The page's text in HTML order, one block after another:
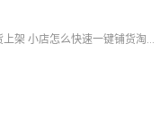
爱用科技将为大家分享小店怎么快速一键铺货淘宝（实现小店快速批量上架淘宝技巧）,淘宝店铺怎么一键铺货上架 小店怎么快速一键铺货淘宝（实现小店快速批量上架淘宝技巧） 扫一扫添加客服 服务热线 等内容，希望